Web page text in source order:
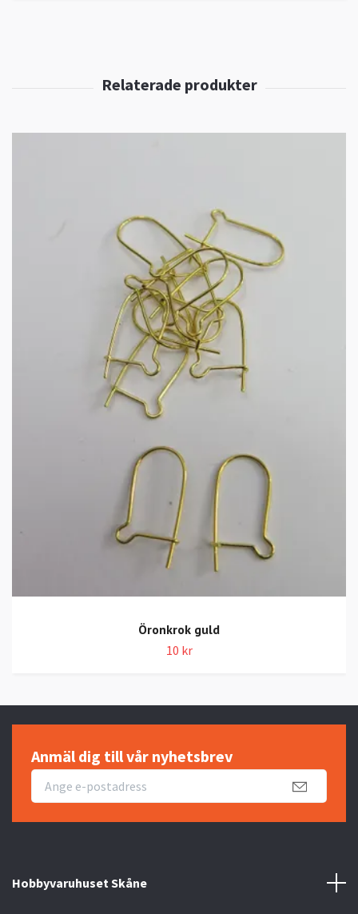
Öronkrok guld
10 kr
Anmäl dig till vår nyhetsbrev
Hobbyvaruhuset Skåne